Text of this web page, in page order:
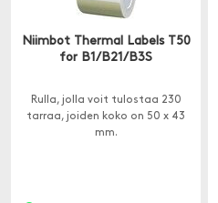
Niimbot Thermal Labels T50
for B1/B21/B3S
Rulla, jolla voit tulostaa 230
tarraa, joiden koko on 50 x 43
mm.